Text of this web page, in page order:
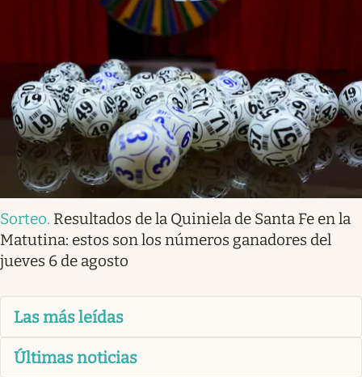
Sorteo. Resultados de la Quiniela de Santa Fe en la
Matutina: estos son los números ganadores del
jueves 6 de agosto
Las más leídas
Últimas noticias